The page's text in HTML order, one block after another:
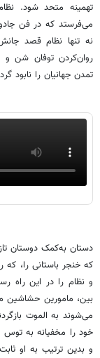
تهمینه متحد شود.
می‌فرستد که در فن
نه تنها نظام قصد
روان‌کردن توفان شن
تمدن جهانیان را نابود
دستان به‌کمک دوستان
که خنجر باستانی را،
و نظام را در این راه
بین، مامورین حشاشین
می‌شوند به الموت
خود را مخفیانه به توس
و بدین ترتیب به او